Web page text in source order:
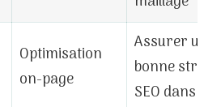
Optimisation
on-page
Assurer une
bonne
SEO dans le